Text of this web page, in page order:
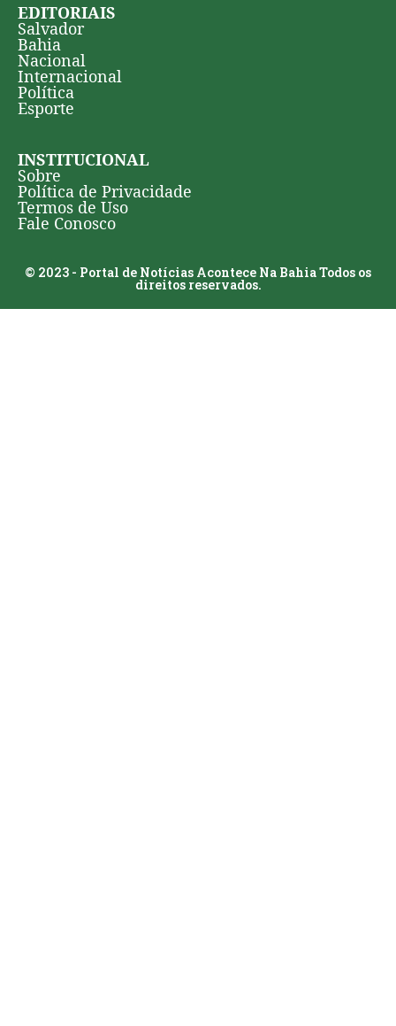
EDITORIAIS
Salvador
Bahia
Nacional
Internacional
Política
Esporte
INSTITUCIONAL
Sobre
Política de Privacidade
Termos de Uso
Fale Conosco
© 2023 - Portal de Notícias Acontece Na Bahia Todos os
direitos reservados.